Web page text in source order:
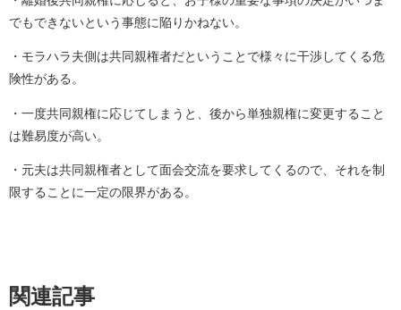
でもできないという事態に陥りかねない。
・モラハラ夫側は共同親権者だということで様々に干渉してくる危
険性がある。
・一度共同親権に応じてしまうと、後から単独親権に変更すること
は難易度が高い。
・元夫は共同親権者として面会交流を要求してくるので、それを制
限することに一定の限界がある。
関連記事